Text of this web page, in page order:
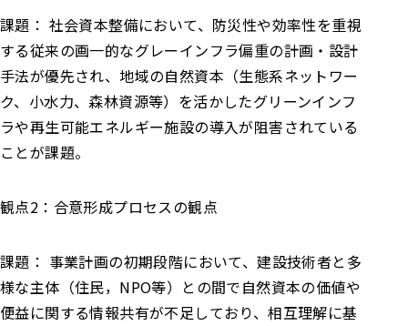
課題： 社会資本整備において、防災性や効率性を重視
する従来の画一的なグレーインフラ偏重の計画・設計
手法が優先され、地域の自然資本（生態系ネットワー
ク、小水力、森林資源等）を活かしたグリーンインフ
ラや再生可能エネルギー施設の導入が阻害されている
ことが課題。
観点2：合意形成プロセスの観点
課題： 事業計画の初期段階において、建設技術者と多
様な主体（住民，NPO等）との間で自然資本の価値や
便益に関する情報共有が不足しており、相互理解に基